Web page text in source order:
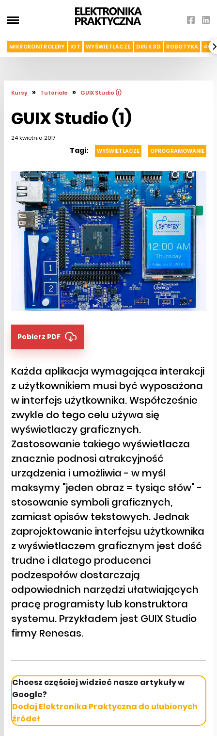
MIKROKONTROLERY IOT WYŚWIETLACZE DRUK 3D ROBOTYKA 4G I
Kursy » Tutoriale » GUIX Studio (1)
GUIX Studio (1)
24 kwietnia 2017
Tagi: WYŚWIETLACZE OPROGRAMOWANIE
Pobierz PDF
Każda aplikacja wymagająca interakcji
z użytkownikiem musi być wyposażona
w interfejs użytkownika. Współcześnie
zwykle do tego celu używa się
wyświetlaczy graficznych.
Zastosowanie takiego wyświetlacza
znacznie podnosi atrakcyjność
urządzenia i umożliwia - w myśl
maksymy "jeden obraz = tysiąc słów" -
stosowanie symboli graficznych,
zamiast opisów tekstowych. Jednak
zaprojektowanie interfejsu użytkownika
z wyświetlaczem graficznym jest dość
trudne i dlatego producenci
podzespołów dostarczają
odpowiednich narzędzi ułatwiających
pracę programisty lub konstruktora
systemu. Przykładem jest GUIX Studio
firmy Renesas.
Chcesz częściej widzieć nasze artykuły w
Google?
Dodaj Elektronika Praktyczna do ulubionych
źródeł